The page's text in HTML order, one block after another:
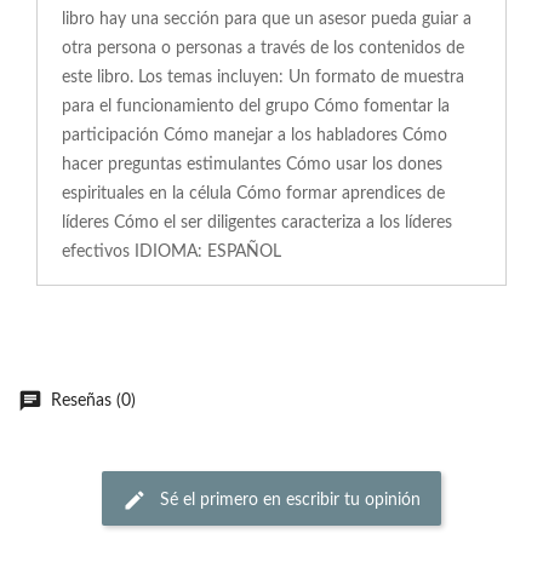
libro hay una sección para que un asesor pueda guiar a
otra persona o personas a través de los contenidos de
este libro. Los temas incluyen: Un formato de muestra
para el funcionamiento del grupo Cómo fomentar la
participación Cómo manejar a los habladores Cómo
hacer preguntas estimulantes Cómo usar los dones
espirituales en la célula Cómo formar aprendices de
líderes Cómo el ser diligentes caracteriza a los líderes
efectivos IDIOMA: ESPAÑOL
Reseñas (0)
Sé el primero en escribir tu opinión